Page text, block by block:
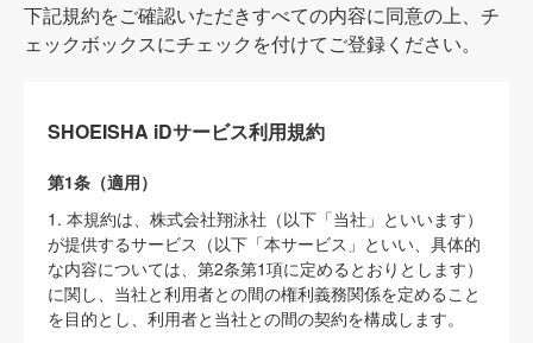
下記規約をご確認いただきすべての内容に同意の上、チ
ェックボックスにチェックを付けてご登録ください。
SHOEISHA iDサービス利用規約
第1条（適用）
1. 本規約は、株式会社翔泳社（以下「当社」といいます）
が提供するサービス（以下「本サービス」といい、具体的
な内容については、第2条第1項に定めるとおりとします）
に関し、当社と利用者との間の権利義務関係を定めること
を目的とし、利用者と当社との間の契約を構成します。